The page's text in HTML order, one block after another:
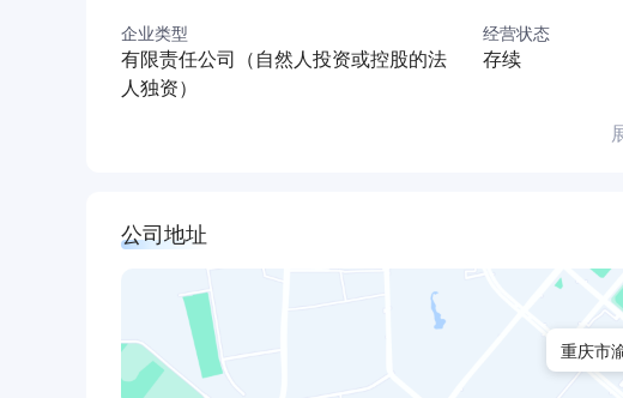
度部、生产车间等,截止2014年9月底，公司现有员工334
164人。凡进入公司人员，必须进行公司组织的入厂GMP
理、质量管理、微生物基本知识以及相应的岗位知识等，经
公司坚持诚信协作，追求卓越的原则，以严谨的工作作风
企业类型
有限责任公司（自然人投资或控股的法
人独资）
经营状态
存续
公司地址
重庆市